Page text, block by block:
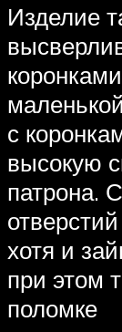
Изделие
с
высокую
патрона.
хотя и
при этом
поломке